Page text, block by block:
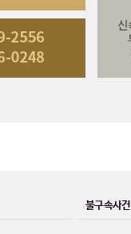
불구속사건